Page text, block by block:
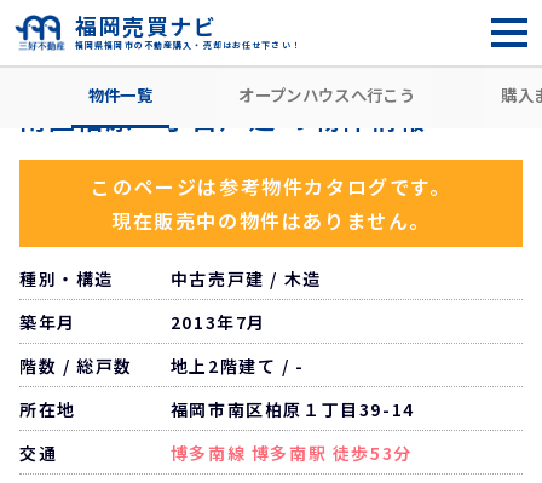
福岡県福岡市の不動産購入・売却はお任せ下さい！
福岡売買ナビ
住所から探す 福岡市南区
物件一覧 オープンハウスへ行こう 購入
南区柏原一丁目戸建 の物件情報
このページは参考物件カタログです。
現在販売中の物件はありません。
種別・構造
中古売戸建 / 木造
築年月
2013年7月
階数 / 総戸数
地上2階建て / -
所在地
福岡市南区柏原１丁目39-14
交通
博多南線 博多南駅 徒歩53分